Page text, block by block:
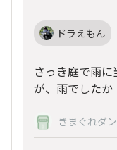
ドラえもん
さっき庭で雨
が、雨でしたか
きまぐれダ